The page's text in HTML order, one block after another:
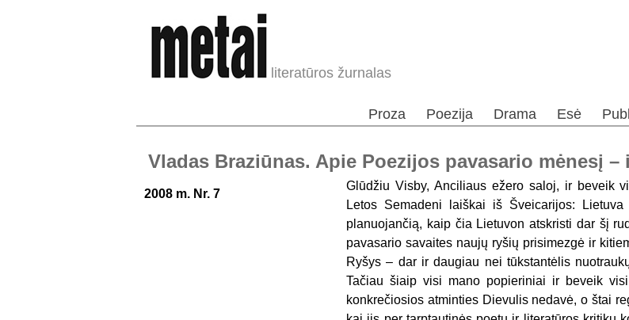
literatūros žurnalas
Proza Poezija Drama Esė
Vladas Braziūnas. Apie Poezijos pavasario mėnesį
2008 m. Nr. 7
Glūdžiu Visby, Anciliaus ežero saloj, ir beveik
Letos Semadeni laiškai iš Šveicarijos:
planuojančią, kaip čia Lietuvon atskristi dar šį
pavasario savaites naujų ryšių prisimezgė ir
Ryšys – dar ir daugiau nei tūkstantėlis
Tačiau šiaip visi mano popieriniai ir beveik
konkrečiosios atminties Dievulis nedavė, o štai